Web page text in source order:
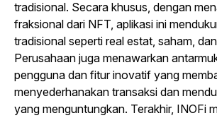
tradisional. Secara khusus, dengan
fraksional dari NFT, aplikasi ini
tradisional seperti real estat, saham,
Perusahaan juga menawarkan
pengguna dan fitur inovatif yang
menyederhanakan transaksi dan
yang menguntungkan. Terakhir, INOFi